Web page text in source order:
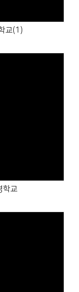
교(1)
학교